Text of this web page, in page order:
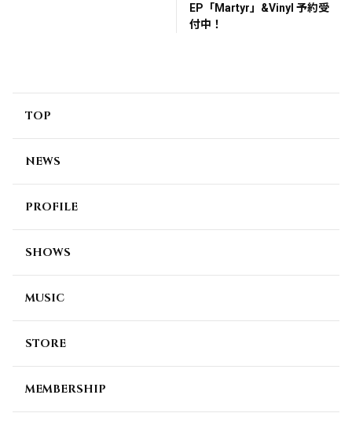
EP「Martyr」&Vinyl 予約受
付中！
TOP
NEWS
PROFILE
SHOWS
MUSIC
STORE
MEMBERSHIP